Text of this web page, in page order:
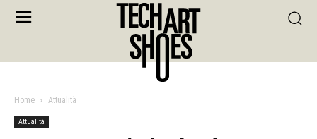
Home Attualità
Attualità